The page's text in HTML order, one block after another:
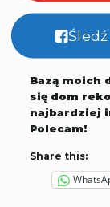
Bazą moich
się dom
najbardziej
Polecam!
Share this: